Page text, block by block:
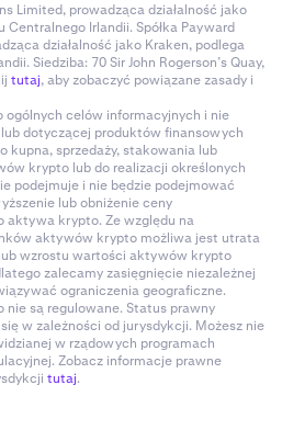
Limited, prowadząca działalność jako
Centralnego Irlandii. Spółka Payward
działalność jako Kraken, podlega
Siedziba: 70 Sir John Rogerson’s Quay,
tutaj, aby zobaczyć powiązane zasady i
ogólnych celów informacyjnych i nie
dotyczącej produktów finansowych
kupna, sprzedaży, stakowania lub
krypto lub do realizacji określonych
podejmuje i nie będzie podejmować
lub obniżenie ceny
aktywa krypto. Ze względu na
aktywów krypto możliwa jest utrata
wzrostu wartości aktywów krypto
zalecamy zasięgnięcie niezależnej
ograniczenia geograficzne.
są regulowane. Status prawny
w zależności od jurysdykcji. Możesz nie
w rządowych programach
Zobacz informacje prawne
tutaj.